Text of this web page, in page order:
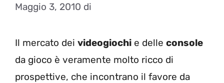
Maggio 3, 2010 di
Il mercato dei videogiochi e delle console
da gioco è veramente molto ricco di
prospettive, che incontrano il favore da